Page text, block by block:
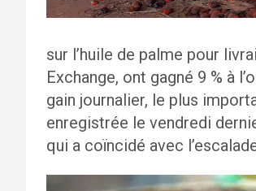
sur l’huile de palme pour
Exchange, ont gagné 9 % à
gain journalier, le plus
enregistrée le vendredi
qui a coïncidé avec